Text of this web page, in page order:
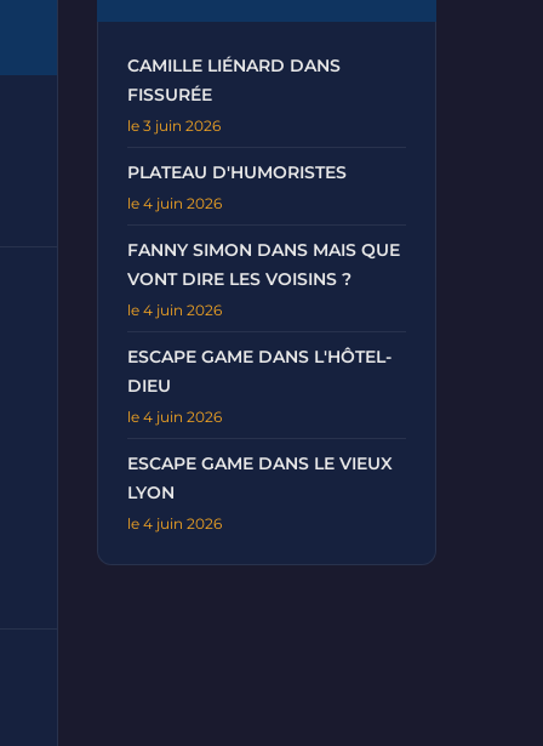
CAMILLE LIÉNARD DANS
FISSURÉE
le 3 juin 2026
PLATEAU D'HUMORISTES
le 4 juin 2026
FANNY SIMON DANS MAIS QUE
VONT DIRE LES VOISINS ?
le 4 juin 2026
ESCAPE GAME DANS L'HÔTEL-
DIEU
le 4 juin 2026
ESCAPE GAME DANS LE VIEUX
LYON
le 4 juin 2026